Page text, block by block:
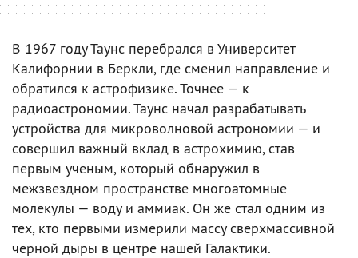
В 1967 году Таунс перебрался в Университет
Калифорнии в Беркли, где сменил направление и
обратился к астрофизике. Точнее — к
радиоастрономии. Таунс начал разрабатывать
устройства для микроволновой астрономии — и
совершил важный вклад в астрохимию, став
первым ученым, который обнаружил в
межзвездном пространстве многоатомные
молекулы — воду и аммиак. Он же стал одним из
тех, кто первыми измерили массу сверхмассивной
черной дыры в центре нашей Галактики.